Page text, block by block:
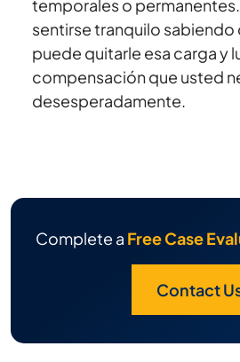
temporales o
sentirse tranquilo
puede quitarle esa carga y
compensación que usted
desesperadamente.
Complete a Free Case
Contact